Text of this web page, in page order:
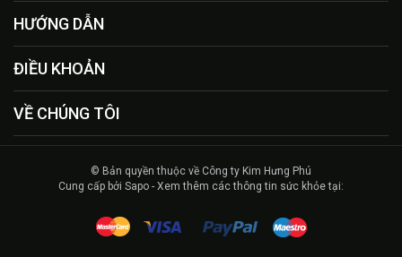
HƯỚNG DẪN
ĐIỀU KHOẢN
VỀ CHÚNG TÔI
© Bản quyền thuộc về Công ty Kim Hưng Phú
Cung cấp bởi Sapo - Xem thêm các thông tin sức khỏe tại: